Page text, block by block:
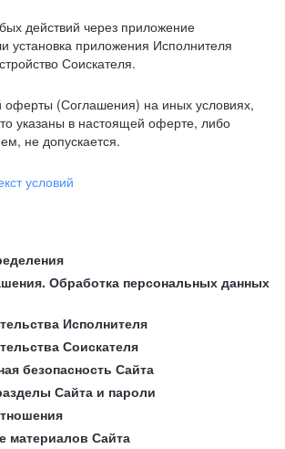
действий через приложение
установка приложения Исполнителя
Соискателя.
оферты (Соглашения) на иных условиях,
указаны в настоящей оферте, либо
не допускается.
условий
Обработка персональных данных
Исполнителя
Соискателя
безопасность Сайта
Сайта и пароли
материалов Сайта